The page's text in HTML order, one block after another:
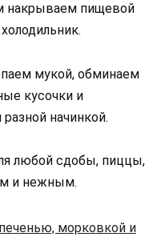
накрываем пищевой
мукой, обминаем
кусочки и
начинкой.
любой сдобы, пиццы,
и нежным.
морковкой и